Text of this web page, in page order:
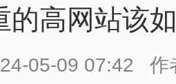
的高网站该
05-09 07:42 作